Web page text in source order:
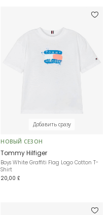
Добавить сразу
НОВЫЙ СЕЗОН
Tommy Hilfiger
Boys White Graffiti Flag Logo Cotton T-
Shirt
20,00 £